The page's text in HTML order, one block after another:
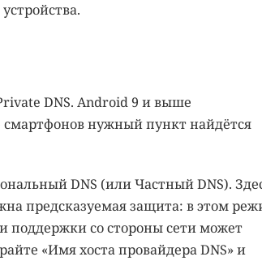
DNS. Android 9 и выше
смартфонов нужный пункт найдётся
DNS (или Частный DNS).
предсказуемая защита: в этом
поддержки со стороны сети может
«Имя хоста провайдера DNS» и